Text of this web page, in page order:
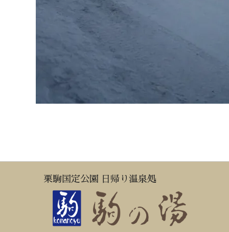
栗駒国定公園 日帰り温泉処